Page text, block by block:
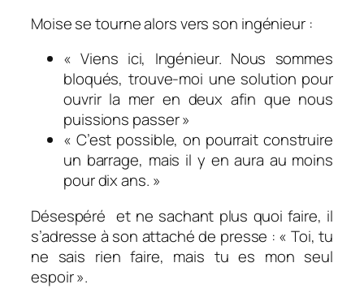
Moise se tourne alors vers son ingénieur :
« Viens ici, Ingénieur. Nous sommes
bloqués, trouve-moi une solution pour
ouvrir la mer en deux afin que nous
puissions passer »
« C’est possible, on pourrait construire
un barrage, mais il y en aura au moins
pour dix ans. »
Désespéré et ne sachant plus quoi faire, il
s’adresse à son attaché de presse : « Toi, tu
ne sais rien faire, mais tu es mon seul
espoir ».